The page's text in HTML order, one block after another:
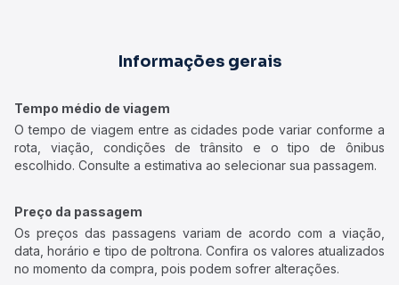
Informações gerais
Tempo médio de viagem
O tempo de viagem entre as cidades pode variar conforme a
rota, viação, condições de trânsito e o tipo de ônibus
escolhido. Consulte a estimativa ao selecionar sua passagem.
Preço da passagem
Os preços das passagens variam de acordo com a viação,
data, horário e tipo de poltrona. Confira os valores atualizados
no momento da compra, pois podem sofrer alterações.